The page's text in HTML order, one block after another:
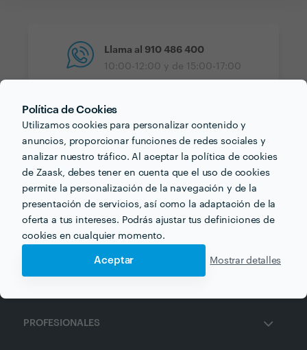
Política de Cookies
Utilizamos cookies para personalizar contenido y
anuncios, proporcionar funciones de redes sociales y
analizar nuestro tráfico. Al aceptar la política de cookies
de Zaask, debes tener en cuenta que el uso de cookies
permite la personalización de la navegación y de la
presentación de servicios, así como la adaptación de la
oferta a tus intereses. Podrás ajustar tus definiciones de
cookies en cualquier momento.
Aceptar Mostrar detalles
Llama al
910 486 400
10:00-12:00 y de 15:00-17:00
Equipo de Soporte
Envíanos un correo electrónico
PROFESIONALES